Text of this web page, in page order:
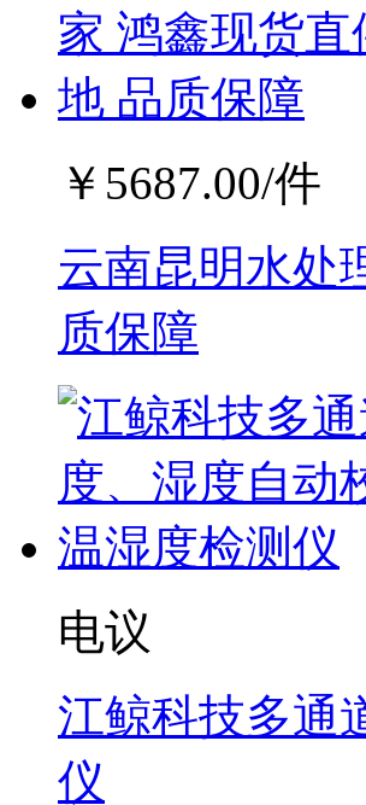
￥ 5687.00/件
云南昆明水处
质保障
电议
江鲸科技多通
仪